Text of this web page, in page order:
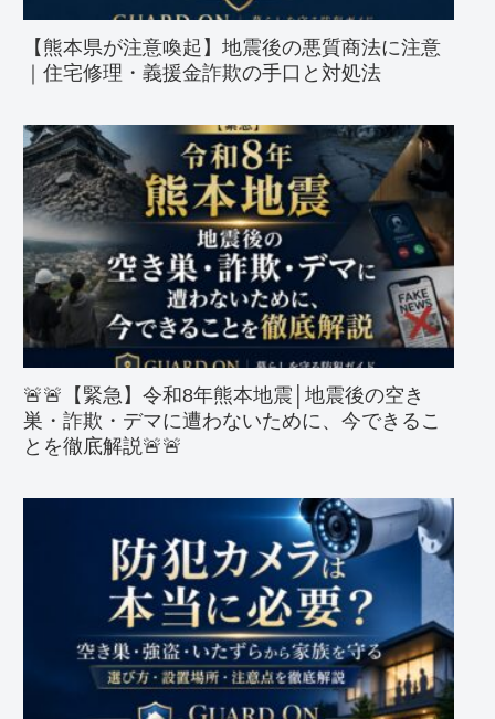
【熊本県が注意喚起】地震後の悪質商法に注意
｜住宅修理・義援金詐欺の手口と対処法
🚨🚨【緊急】令和8年熊本地震│地震後の空き
巣・詐欺・デマに遭わないために、今できるこ
とを徹底解説🚨🚨